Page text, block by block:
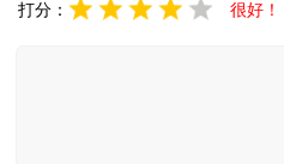
打分： 很好！